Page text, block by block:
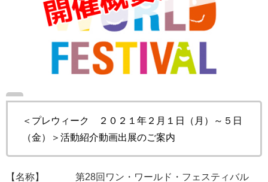
＜プレウィーク ２０２１年２月１日（月）～５日
（金）＞活動紹介動画出展のご案内
【名称】 第28回ワン・ワールド・フェスティバル